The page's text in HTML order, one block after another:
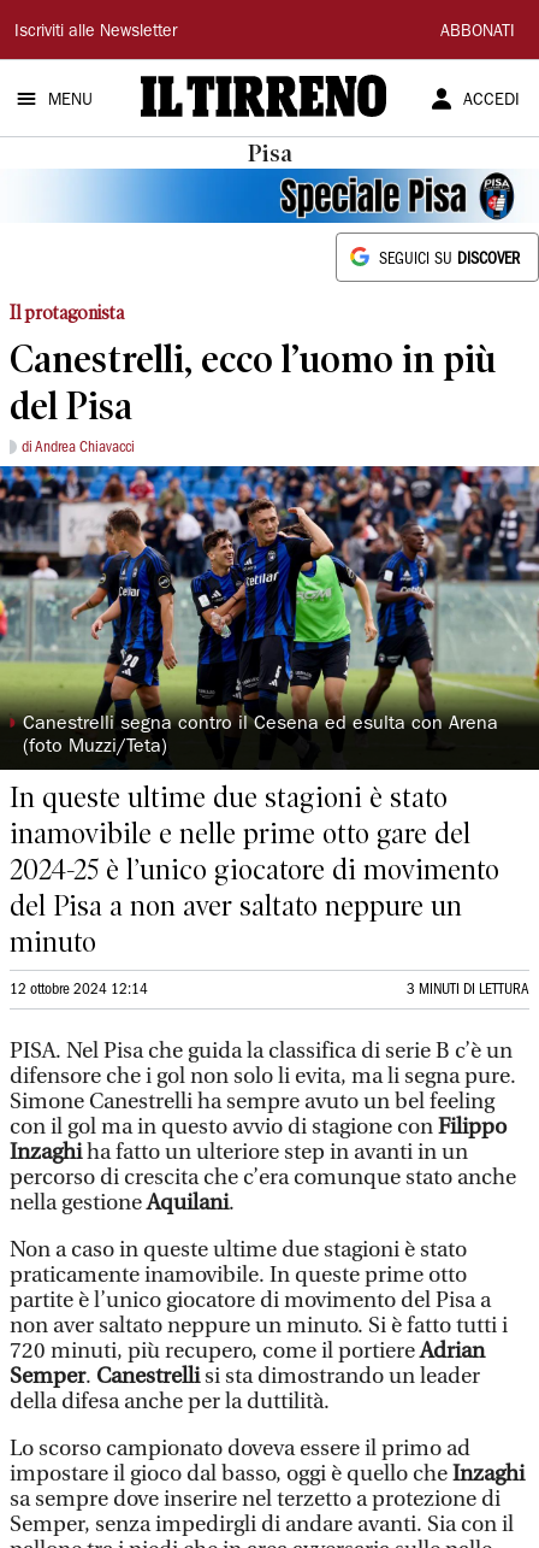
Il
Tirreno
Iscriviti alle Newsletter ABBONATI
MENU ACCEDI
Pisa
SEGUICI SU DISCOVER
Il protagonista
Canestrelli, ecco l’uomo in più
del Pisa
di Andrea Chiavacci
◗Canestrelli segna contro il Cesena ed esulta con Arena
(foto Muzzi/Teta)
In queste ultime due stagioni è stato
inamovibile e nelle prime otto gare del
2024-25 è l’unico giocatore di movimento
del Pisa a non aver saltato neppure un
minuto
12 ottobre 2024 12:14 3 MINUTI DI LETTURA
PISA. Nel Pisa che guida la classifica di serie B c’è un
difensore che i gol non solo li evita, ma li segna pure.
Simone Canestrelli ha sempre avuto un bel feeling
con il gol ma in questo avvio di stagione conFilippo
Inzaghiha fatto un ulteriore step in avanti in un
percorso di crescita che c’era comunque stato anche
nella gestioneAquilani.
Non a caso in queste ultime due stagioni è stato
praticamente inamovibile. In queste prime otto
partite è l’unico giocatore di movimento del Pisa a
non aver saltato neppure un minuto. Si è fatto tutti i
720 minuti, più recupero, come il portiereAdrian
Semper. Canestrellisi sta dimostrando un leader
della difesa anche per la duttilità.
Lo scorso campionato doveva essere il primo ad
impostare il gioco dal basso, oggi è quello cheInzaghi
sa sempre dove inserire nel terzetto a protezione di
Semper, senza impedirgli di andare avanti. Sia con il